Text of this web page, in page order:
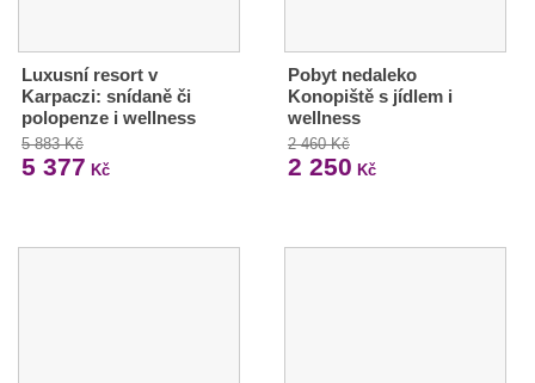
Luxusní resort v
Karpaczi: snídaně či
polopenze i wellness
5 883 Kč
5 377 Kč
Pobyt nedaleko
Konopiště s jídlem i
wellness
2 460 Kč
2 250 Kč